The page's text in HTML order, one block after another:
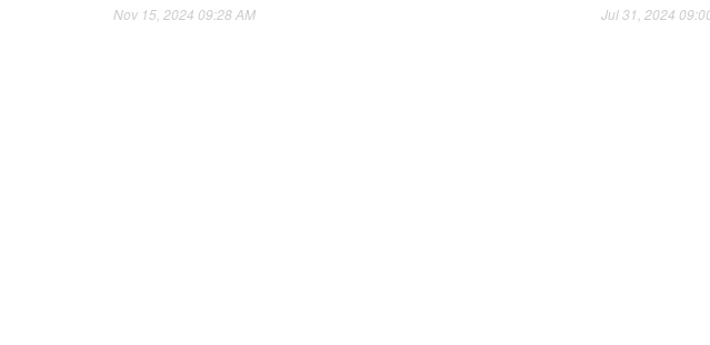
Nov 15, 2024 09:28 AM Jul 31, 2024